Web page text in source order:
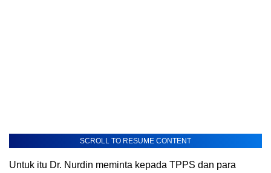
SCROLL TO RESUME CONTENT
Untuk itu Dr. Nurdin meminta kepada TPPS dan para